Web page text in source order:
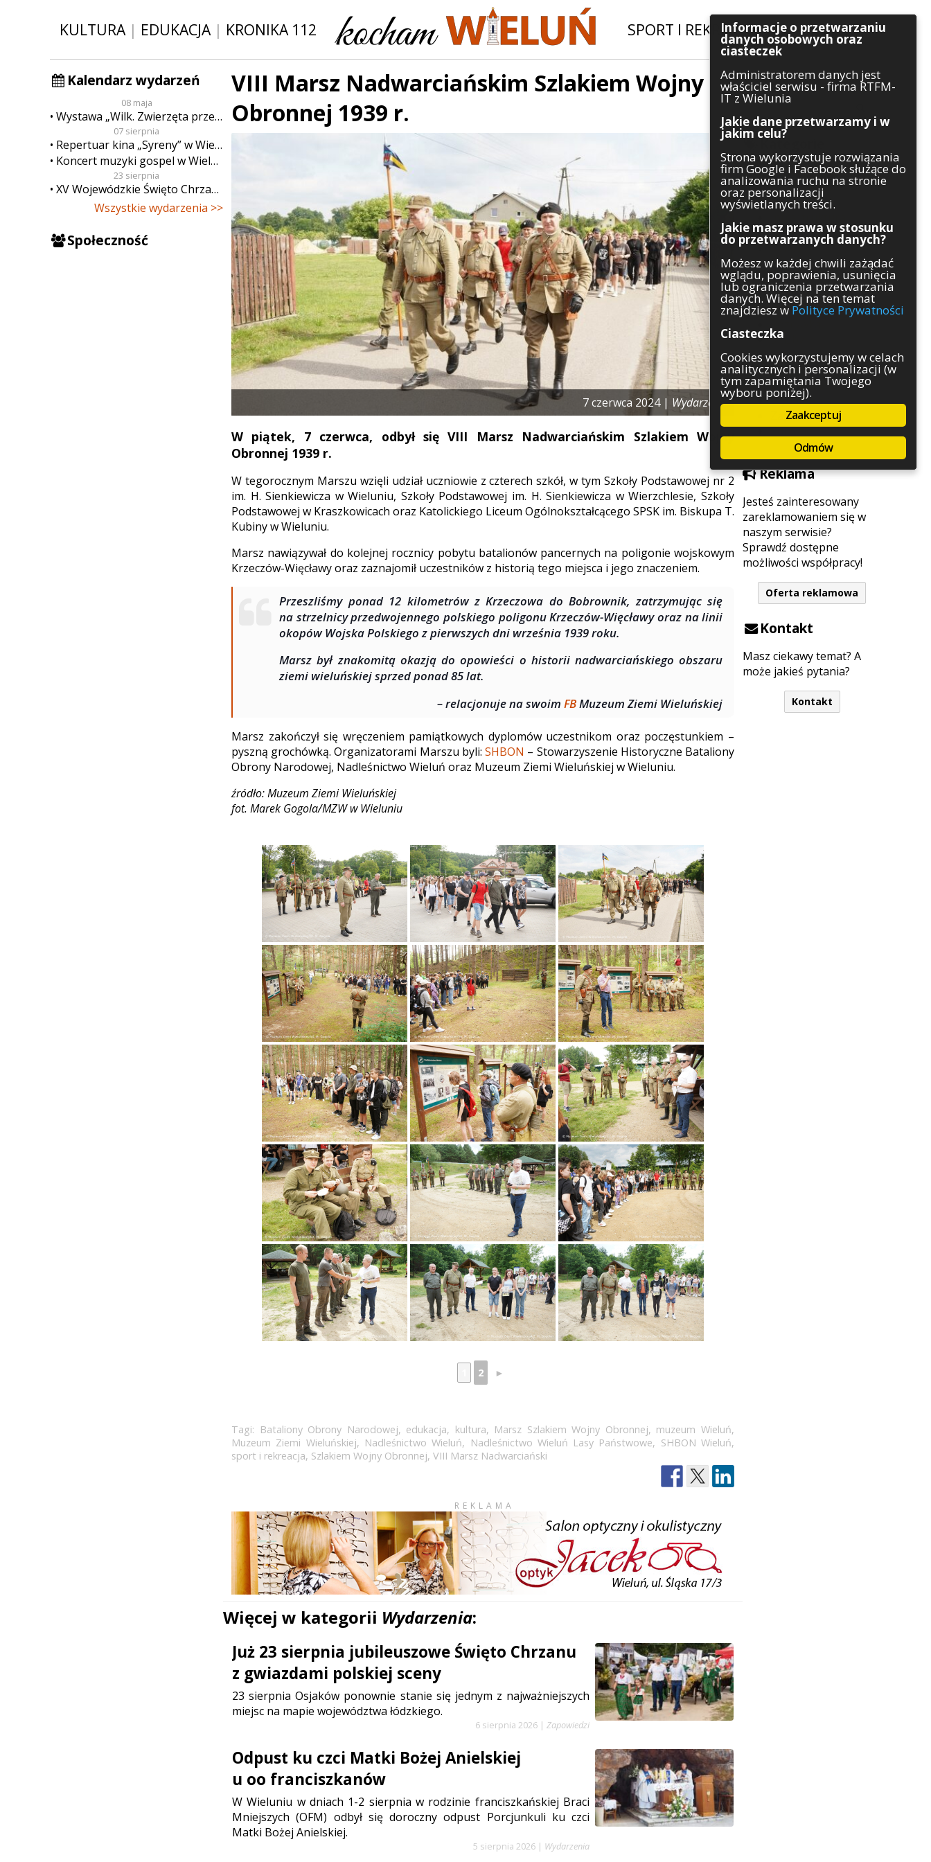
KULTURA| EDUKACJA| KRONIKA 112 SPORT I REKREACJA|INWESTYCJE
Kalendarz wydarzeń
08 maja
Wystawa „Wilk. Zwierzęta przeklęte”
07 sierpnia
Repertuar kina „Syreny” w Wieluniu w dn. od 7 do 13 sierpnia
Koncert muzyki gospel w Wieluniu
23 sierpnia
XV Wojewódzkie Święto Chrzanu
Wszystkie wydarzenia >>
Społeczność
Szukaj
Kategorie
Architektura
Gospodarka
Handel
Komunikaty
Kultura
Polityka
Pozostałe
Psychologia
Rolnictwo
Służby
Sport
Środowisko
Szkolnictwo
Wydarzenia
Zapowiedzi
Zdrowie
Reklama
Jesteś zainteresowany
zareklamowaniem się w
naszym serwisie?
Sprawdź dostępne
możliwości współpracy!
Oferta reklamowa
Kontakt
Masz ciekawy temat? A
może jakieś pytania?
Kontakt
VIII Marsz Nadwarciańskim Szlakiem Wojny
Obronnej 1939 r.
7 czerwca 2024 | Wydarzenia
W piątek, 7 czerwca, odbył się VIII Marsz Nadwarciańskim Szlakiem Wojny
Obronnej 1939 r.
W tegorocznym Marszu wzięli udział uczniowie z czterech szkół, w tym Szkoły Podstawowej nr 2
im. H. Sienkiewicza w Wieluniu, Szkoły Podstawowej im. H. Sienkiewicza w Wierzchlesie, Szkoły
Podstawowej w Kraszkowicach oraz Katolickiego Liceum Ogólnokształcącego SPSK im. Biskupa T.
Kubiny w Wieluniu.
Marsz nawiązywał do kolejnej rocznicy pobytu batalionów pancernych na poligonie wojskowym
Krzeczów-Więcławy oraz zaznajomił uczestników z historią tego miejsca i jego znaczeniem.
Przeszliśmy ponad 12 kilometrów z Krzeczowa do Bobrownik, zatrzymując się
na strzelnicy przedwojennego polskiego poligonu Krzeczów-Więcławy oraz na linii
okopów Wojska Polskiego z pierwszych dni września 1939 roku.
Marsz był znakomitą okazją do opowieści o historii nadwarciańskiego obszaru
ziemi wieluńskiej sprzed ponad 85 lat.
– relacjonuje na swoimFBMuzeum Ziemi Wieluńskiej
Marsz zakończył się wręczeniem pamiątkowych dyplomów uczestnikom oraz poczęstunkiem –
pyszną grochówką. Organizatorami Marszu byli:SHBON – Stowarzyszenie Historyczne Bataliony
Obrony Narodowej, Nadleśnictwo Wieluń oraz Muzeum Ziemi Wieluńskiej w Wieluniu.
źródło: Muzeum Ziemi Wieluńskiej
fot. Marek Gogola/MZW w Wieluniu
2 ►
Tagi: Bataliony Obrony Narodowej, edukacja, kultura, Marsz Szlakiem Wojny Obronnej, muzeum Wieluń,
Muzeum Ziemi Wieluńskiej, Nadleśnictwo Wieluń, Nadleśnictwo Wieluń Lasy Państwowe, SHBON Wieluń,
sport i rekreacja, Szlakiem Wojny Obronnej, VIII Marsz Nadwarciański
REKLAMA
Więcej w kategorii Wydarzenia:
Już 23 sierpnia jubileuszowe Święto Chrzanu
z gwiazdami polskiej sceny
23 sierpnia Osjaków ponownie stanie się jednym z najważniejszych
miejsc na mapie województwa łódzkiego.
6 sierpnia 2026 | Zapowiedzi
Odpust ku czci Matki Bożej Anielskiej
u oo franciszkanów
W Wieluniu w dniach 1-2 sierpnia w rodzinie franciszkańskiej Braci
Mniejszych (OFM) odbył się doroczny odpust Porcjunkuli ku czci
Matki Bożej Anielskiej.
5 sierpnia 2026 | Wydarzenia
Informacje o przetwarzaniu
danych osobowych oraz
ciasteczek
Administratorem danych jest
właściciel serwisu - firma RTFM-
IT z Wielunia
Jakie dane przetwarzamy i w
jakim celu?
Strona wykorzystuje rozwiązania
firm Google i Facebook służące do
analizowania ruchu na stronie
oraz personalizacji
wyświetlanych treści.
Jakie masz prawa w stosunku
do przetwarzanych danych?
Możesz w każdej chwili zażądać
wglądu, poprawienia, usunięcia
lub ograniczenia przetwarzania
danych. Więcej na ten temat
znajdziesz w Polityce Prywatności
Ciasteczka
Cookies wykorzystujemy w celach
analitycznych i personalizacji (w
tym zapamiętania Twojego
wyboru poniżej).
Zaakceptuj
Odmów